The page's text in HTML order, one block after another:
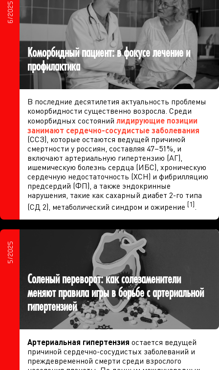
6/2025
Коморбидный пациент: в фокусе лечение и
профилактика
В последние десятилетия актуальность проблемы
коморбидности существенно возросла. Среди
коморбидных состояний лидирующие позиции
занимают сердечно-сосудистые заболевания
(ССЗ), которые остаются ведущей причиной
смертности у россиян, составляя 47–51%, и
включают артериальную гипертензию (АГ),
ишемическую болезнь сердца (ИБС), хроническую
сердечную недостаточность (ХСН) и фибрилляцию
предсердий (ФП), а также эндокринные
нарушения, такие как сахарный диабет 2-го типа
(СД 2), метаболический синдром и ожирение [1]
5/2025
Соленый переворот: как солезаменители
меняют правила игры в борьбе с артериальной
гипертензией
Артериальная гипертензия остается ведущей
причиной сердечно-сосудистых заболеваний и
преждевременной смерти среди взрослого